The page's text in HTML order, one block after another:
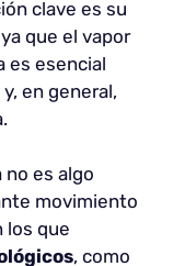
clave es su
que el vapor
es esencial
en general,
no es algo
movimiento
los que
, como